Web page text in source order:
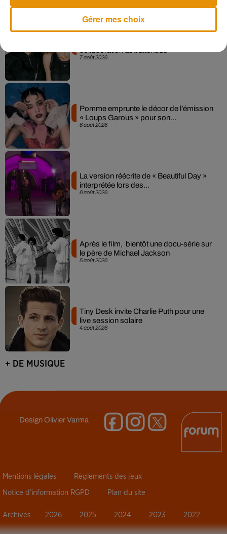
7 août 2026
6 août 2026
Pomme emprunte le décor de l’émission
« Loups Garous » pour son...
6 août 2026
La version réécrite de « Beautiful Day »
interprétée lors des...
5 août 2026
Après le film, bientôt une docu-série sur
le père de Michael Jackson
4 août 2026
Tiny Desk invite Charlie Puth pour une
live session solaire
+ DE MUSIQUE
DesignOlivier Varma
Mentions légales Règlements des jeux
Notice d’information RGPD Plan du site
Archives 2026 2025 2024 2023 2022
Gérer mes choix